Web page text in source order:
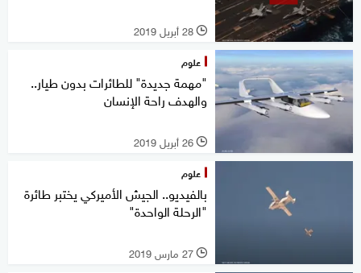
l 28 أبريل 2019
علوم
"مهمة جديدة" للطائرات بدون طيار..
والهدف راحة الإنسان
l 26 أبريل 2019
علوم
بالفيديو.. الجيش الأميركي يختبر طائرة
"الرحلة الواحدة"
l 27 مارس 2019